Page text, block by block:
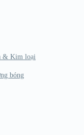
& Kim loại
bóng